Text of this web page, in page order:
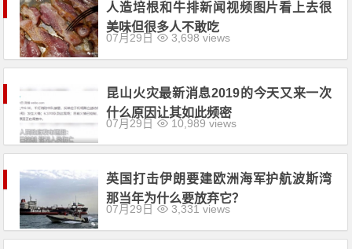
人造培根和牛排新闻视频图片看上去很
美味但很多人不敢吃
07月29日 3,698 views
昆山火灾最新消息2019的今天又来一次
什么原因让其如此频密
07月29日 10,989 views
英国打击伊朗要建欧洲海军护航波斯湾
那当年为什么要放弃它？
07月29日 3,331 views